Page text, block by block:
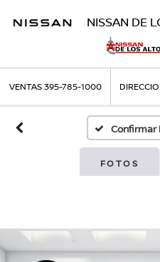
NISSAN DE
VENTAS395-785-1000
Confirmar
FOTOS